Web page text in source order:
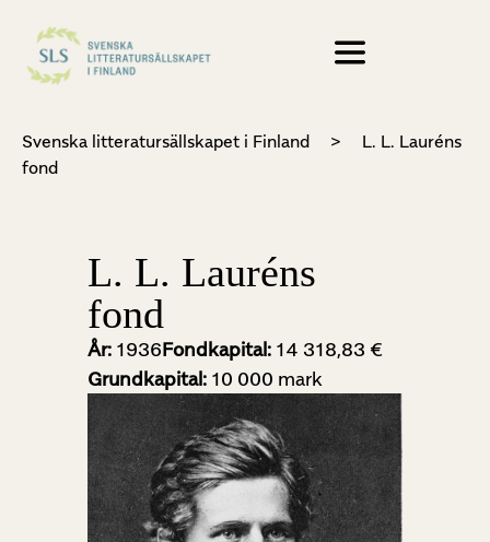
Svenska litteratursällskapet i Finland >
L. L. Lauréns
fond
L. L. Lauréns
fond
År: 1936Fondkapital: 14 318,83 €
Grundkapital: 10 000 mark